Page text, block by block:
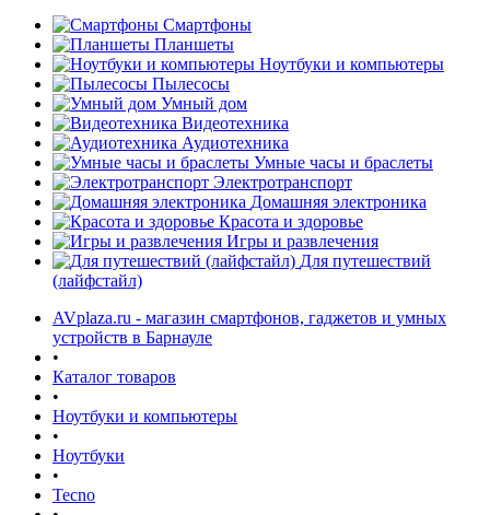
Смартфоны
Планшеты
Ноутбуки и компьютеры
Пылесосы
Умный дом
Видеотехника
Аудиотехника
Умные часы и браслеты
Электротранспорт
Домашняя электроника
Красота и здоровье
Игры и развлечения
Для путешествий
(лайфстайл)
AVplaza.ru - магазин смартфонов, гаджетов и умных
устройств в Барнауле
•
Каталог товаров
•
Ноутбуки и компьютеры
•
Ноутбуки
•
Tecno
раз в 2 недели